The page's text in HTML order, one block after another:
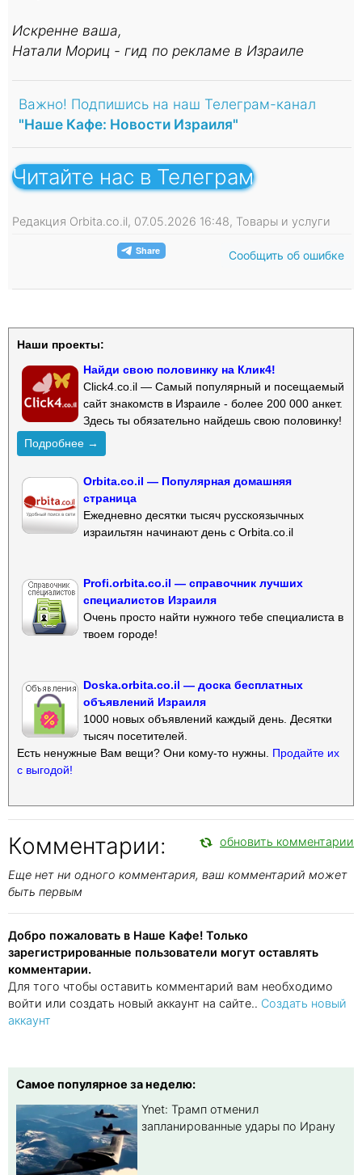
Искренне ваша,
Натали Мориц - гид по рекламе в Израиле
Важно! Подпишись на наш Телеграм-канал
"Наше Кафе: Новости Израиля"
Читайте нас в Телеграм
Редакция Orbita.co.il, 07.05.2026 16:48, Товары и услуги
Сообщить об ошибке
Наши проекты:
Найди свою половинку на Клик4!
Click4.co.il — Самый популярный и посещаемый
сайт знакомств в Израиле - более 200 000 анкет.
Здесь ты обязательно найдешь свою половинку!
Подробнее →
Orbita.co.il — Популярная домашняя
страница
Ежедневно десятки тысяч русскоязычных
израильтян начинают день с Orbita.co.il
Profi.orbita.co.il — справочник лучших
специалистов Израиля
Очень просто найти нужного тебе специалиста в
твоем городе!
Doska.orbita.co.il — доска бесплатных
объявлений Израиля
1000 новых объявлений каждый день. Десятки
тысяч посетителей.
Есть ненужные Вам вещи? Они кому-то нужны. Продайте их
с выгодой!
Комментарии: обновить комментарии
Еще нет ни одного комментария, ваш комментарий может
быть первым
Добро пожаловать в Наше Кафе! Только
зарегистрированные пользователи могут оставлять
комментарии.
Для того чтобы оставить комментарий вам необходимо
войти или создать новый аккаунт на сайте.. Создать новый
аккаунт
Самое популярное за неделю:
Ynet: Трамп отменил
запланированные удары по Ирану